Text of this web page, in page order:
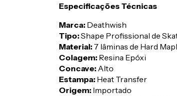
Especificações Técnicas
Marca: Deathwish
Tipo:Shape Profissional de
Material: 7 lâminas de Hard
Colagem: Resina Epóxi
Concave: Alto
Estampa: Heat Transfer
Origem: Importado